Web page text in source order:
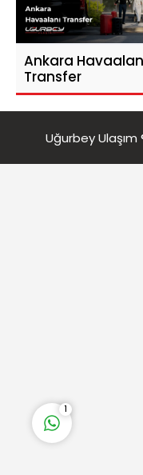
Ankara
Transfer
Uğurbey Ulaşım
1